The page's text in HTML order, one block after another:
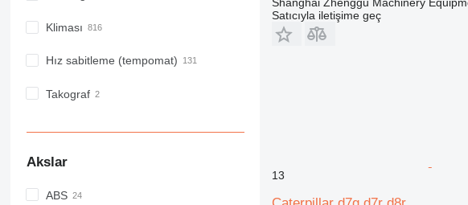
Kliması
Hız sabitleme (tempomat)
Takograf
Akslar
ABS
Satıcıyla iletişime geç
13